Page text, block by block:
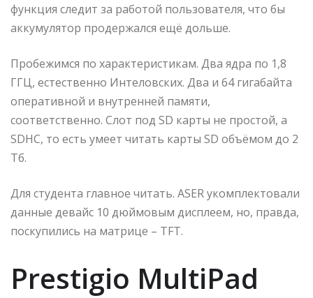
функция следит за работой пользователя, что бы
аккумулятор продержался ещё дольше.
Пробежимся по характеристикам. Два ядра по 1,8
ГГЦ, естественно Интеловских. Два и 64 гигабайта
оперативной и внутренней памяти,
соответственно. Слот под SD карты не простой, а
SDHC, то есть умеет читать карты SD объёмом до 2
Тб.
Для студента главное читать. ASER укомплектовали
данные девайс 10 дюймовым дисплеем, но, правда,
поскупились на матрице – TFT.
Prestigio MultiPad